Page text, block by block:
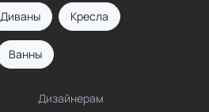
Диваны Кресла
Ванны
Дизайнерам